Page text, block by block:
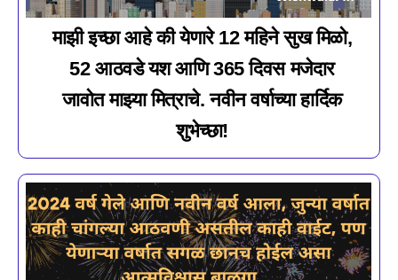
माझी इच्छा आहे की येणारे 12 महिने सुख मिळो,
52 आठवडे यश आणि 365 दिवस मजेदार
जावोत माझ्या मित्राचे. नवीन वर्षाच्या हार्दिक
शुभेच्छा!